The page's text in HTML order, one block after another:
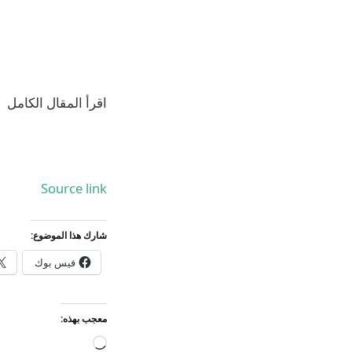
اقرأ المقال الكامل
Source link
شارك هذا الموضوع:
فيس بوك
معجب بهذه:
جاري